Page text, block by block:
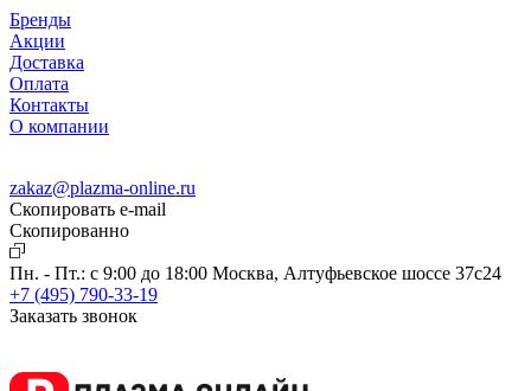
Бренды
Акции
Доставка
Оплата
Контакты
О компании
zakaz@plazma-online.ru
Скопировать e-mail
Cкопированно
Пн. - Пт.: с 9:00 до 18:00 Москва, Алтуфьевское шоссе 37с24
+7 (495) 790-33-19
Заказать звонок